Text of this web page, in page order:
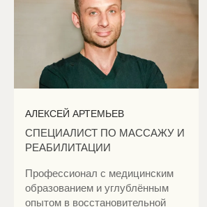
АЛЕКСЕЙ АРТЕМЬЕВ
СПЕЦИАЛИСТ ПО МАССАЖУ И
РЕАБИЛИТАЦИИ
Профессионал с медицинским
образованием и углублённым
опытом в восстановительной